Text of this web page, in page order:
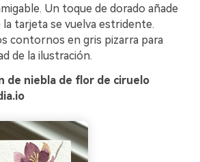
Un toque de dorado añade
tarjeta se vuelva estridente.
contornos en gris pizarra para
de la ilustración.
de niebla de flor de ciruelo